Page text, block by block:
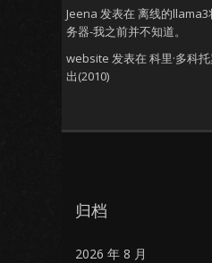
Jeena 发表在 离线的llama3
务器-我之前并不知道。
website 发表在 科里·多科
出(2010)
归档
2026 年 8 月